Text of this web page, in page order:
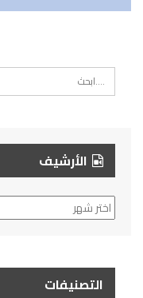
الأرشيف
الأرشيف
التصنيفات